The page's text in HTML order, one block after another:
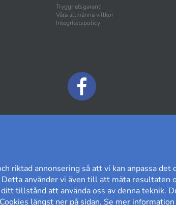
Trygghetsgaranti
Våra allmänna villkor
Integritetspolicy
riktad annonsering så att vi kan anpassa
använder vi även till att mäta
tillstånd att använda oss av denna teknik.
längst ner på sidan. Se mer